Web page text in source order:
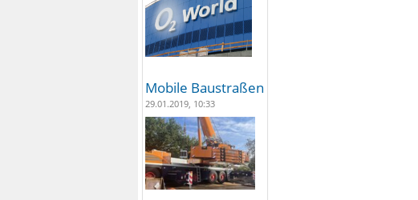
Mobile Baustraßen
29.01.2019, 10:33